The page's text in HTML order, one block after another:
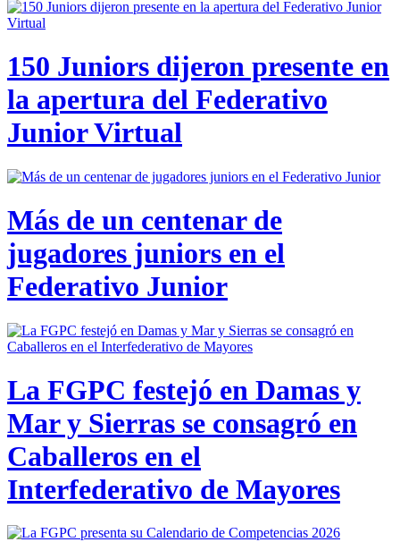
150 Juniors dijeron presente en
la apertura del Federativo
Junior Virtual
Más de un centenar de
jugadores juniors en el
Federativo Junior
La FGPC festejó en Damas y
Mar y Sierras se consagró en
Caballeros en el
Interfederativo de Mayores